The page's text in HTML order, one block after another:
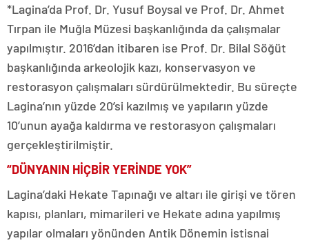
*Lagina’da Prof. Dr. Yusuf Boysal ve Prof. Dr. Ahmet
Tırpan ile Muğla Müzesi başkanlığında da çalışmalar
yapılmıştır. 2016’dan itibaren ise Prof. Dr. Bilal Söğüt
başkanlığında arkeolojik kazı, konservasyon ve
restorasyon çalışmaları sürdürülmektedir. Bu süreçte
Lagina’nın yüzde 20’si kazılmış ve yapıların yüzde
10’unun ayağa kaldırma ve restorasyon çalışmaları
gerçekleştirilmiştir.
“DÜNYANIN HİÇBİR YERİNDE YOK”
Lagina’daki Hekate Tapınağı ve altarı ile girişi ve tören
kapısı, planları, mimarileri ve Hekate adına yapılmış
yapılar olmaları yönünden Antik Dönemin istisnai